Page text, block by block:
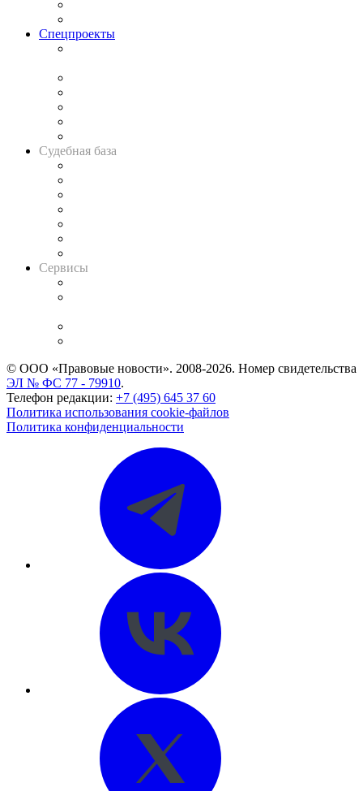
Спецпроекты
Судебная база
Сервисы
© ООО «Правовые новости». 2008-2026. Номер свидетельства
ЭЛ № ФС 77 - 79910.
Телефон редакции: +7 (495) 645 37 60
Политика использования cookie-файлов
Политика конфиденциальности